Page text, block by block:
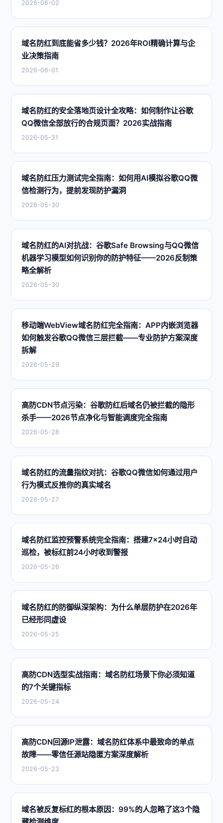
2026-06-02
域名防红到底能省多少钱？2026年ROI精确计算与企
业决策指南
2026-06-01
域名防红的安全落地页设计全攻略：如何制作让谷歌
QQ微信全部放行的合规页面？2026实战指南
2026-05-31
域名防红压力测试完全指南：如何用AI模拟谷歌QQ微
信检测行为，提前发现防护漏洞
2026-05-30
域名防红的AI对抗战：谷歌Safe Browsing与QQ微信
机器学习模型如何识别你的防护特征——2026反制策
略全解析
2026-05-30
移动端WebView域名防红完全指南：APP内嵌浏览器
如何触发谷歌QQ微信三层拦截——专业防护方案深度
拆解
2026-05-29
高防CDN节点污染：谷歌防红后域名仍被拦截的隐形
杀手——2026节点净化与智能调度完全指南
2026-05-28
域名防红的流量指纹对抗：谷歌QQ微信如何通过用户
行为模式反推你的真实域名
2026-05-27
域名防红监控预警系统完全指南：搭建7×24小时自动
巡检，被标红前24小时收到警报
2026-05-26
域名防红的防御纵深架构：为什么单层防护在2026年
已经形同虚设
2026-05-25
高防CDN选型实战指南：域名防红场景下你必须知道
的7个关键指标
2026-05-24
高防CDN回源IP泄露：域名防红体系中最致命的单点
故障——零信任源站隐匿方案深度解析
2026-05-23
域名被反复标红的根本原因：99%的人忽略了这3个隐